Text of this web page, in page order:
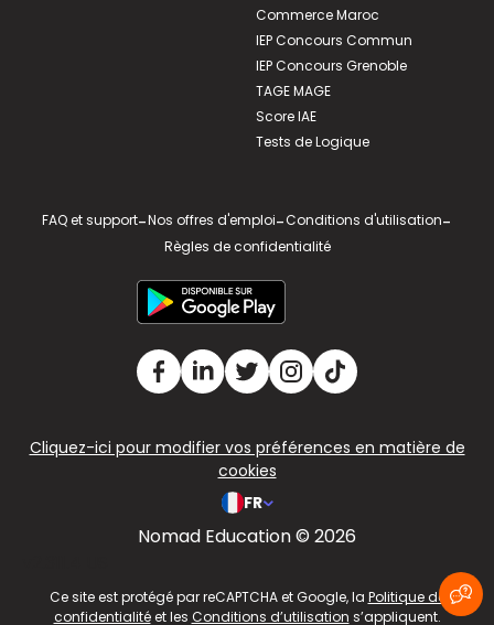
Commerce Maroc
IEP Concours Commun
IEP Concours Grenoble
TAGE MAGE
Score IAE
Tests de Logique
FAQ et support-Nos offres d'emploi-Conditions d'utilisation-
Règles de confidentialité
Cliquez-ici pour modifier vos préférences en matière de
cookies
FR
Nomad Education © 2026
Ce site est protégé par reCAPTCHA et Google, la Politique de
confidentialitéet les Conditions d’utilisation s’appliquent.